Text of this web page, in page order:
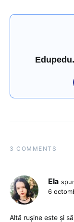
3 COMMENTS
Ela
6
Altă rușine este și